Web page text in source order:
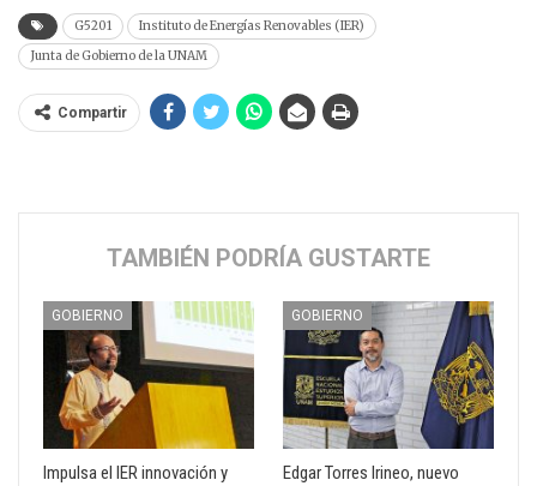
G5201
Instituto de Energías Renovables (IER)
Junta de Gobierno de la UNAM
Compartir
TAMBIÉN PODRÍA GUSTARTE
GOBIERNO
Impulsa el IER innovación y
GOBIERNO
Edgar Torres Irineo, nuevo